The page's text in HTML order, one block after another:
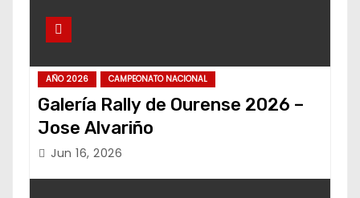
AÑO 2026 CAMPEONATO NACIONAL
Galería Rally de Ourense 2026 –
Jose Alvariño
Jun 16, 2026